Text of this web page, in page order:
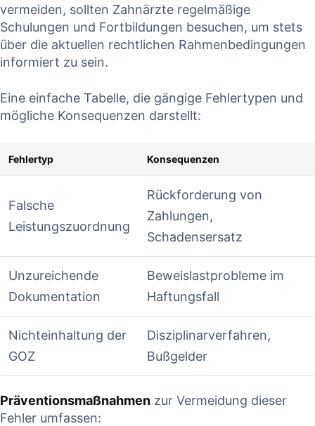
vermeiden, sollten Zahnärzte regelmäßige
Schulungen und⁣ Fortbildungen besuchen, um stets
über‌ die aktuellen rechtlichen Rahmenbedingungen
informiert ⁤zu⁢ sein.
Eine einfache Tabelle, ⁤die gängige Fehlertypen und
mögliche Konsequenzen darstellt:
Fehlertyp Konsequenzen
Falsche
Leistungszuordnung
Rückforderung von​
Zahlungen,
Schadensersatz
Unzureichende
Dokumentation
Beweislastprobleme im‌
Haftungsfall
Nichteinhaltung der
GOZ
Disziplinarverfahren,
Bußgelder
Präventionsmaßnahmen zur ⁣Vermeidung dieser⁤
Fehler umfassen: